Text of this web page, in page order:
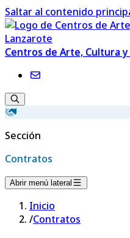
Saltar al contenido
Centros de Arte, Cultura
Sección
Contratos
Abrir menú lateral
Inicio
/Contratos